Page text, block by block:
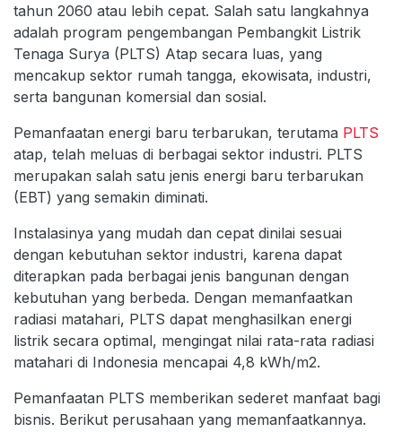
tahun 2060 atau lebih cepat. Salah satu langkahnya
adalah program pengembangan Pembangkit Listrik
Tenaga Surya (PLTS) Atap secara luas, yang
mencakup sektor rumah tangga, ekowisata, industri,
serta bangunan komersial dan sosial.
Pemanfaatan energi baru terbarukan, terutama PLTS
atap, telah meluas di berbagai sektor industri. PLTS
merupakan salah satu jenis energi baru terbarukan
(EBT) yang semakin diminati.
Instalasinya yang mudah dan cepat dinilai sesuai
dengan kebutuhan sektor industri, karena dapat
diterapkan pada berbagai jenis bangunan dengan
kebutuhan yang berbeda. Dengan memanfaatkan
radiasi matahari, PLTS dapat menghasilkan energi
listrik secara optimal, mengingat nilai rata-rata radiasi
matahari di Indonesia mencapai 4,8 kWh/m2.
Pemanfaatan PLTS memberikan sederet manfaat bagi
bisnis. Berikut perusahaan yang memanfaatkannya.